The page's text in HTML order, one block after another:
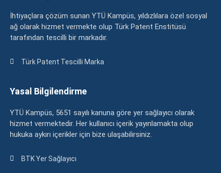
İhtiyaçlara çözüm sunan YTÜ Kampüs, yıldızlılara özel sosyal
ağ olarak hizmet vermekte olup Türk Patent Enstitüsü
tarafından tescilli bir markadır.
Türk Patent Tescilli Marka
Yasal Bilgilendirme
YTÜ Kampüs, 5651 sayılı kanuna göre yer sağlayıcı olarak
hizmet vermektedir. Her kullanıcı içerik yayınlamakta olup
hukuka aykırı içerikler için bize ulaşabilirsiniz.
BTK Yer Sağlayıcı